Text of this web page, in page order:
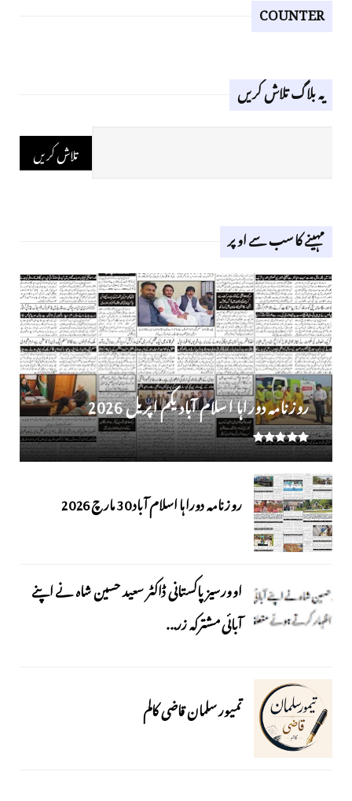
COUNTER
یہ بلاگ تلاش کریں
مہینے کا سب سے اوپر
روز نامہ دوراہا اسلام آباد یکم اپریل 2026
روزنامہ دوراہا اسلام آباد 30 مارچ 2026
اوورسیز پاکستانی ڈاکٹر سعید حسین شاہ نے اپنے
آبائی مشترکہ زر...
تمیور سلمان قاضی کالم